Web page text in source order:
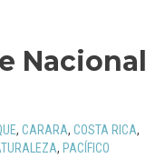
Nacional
, CARARA, COSTA RICA,
, PACÍFICO